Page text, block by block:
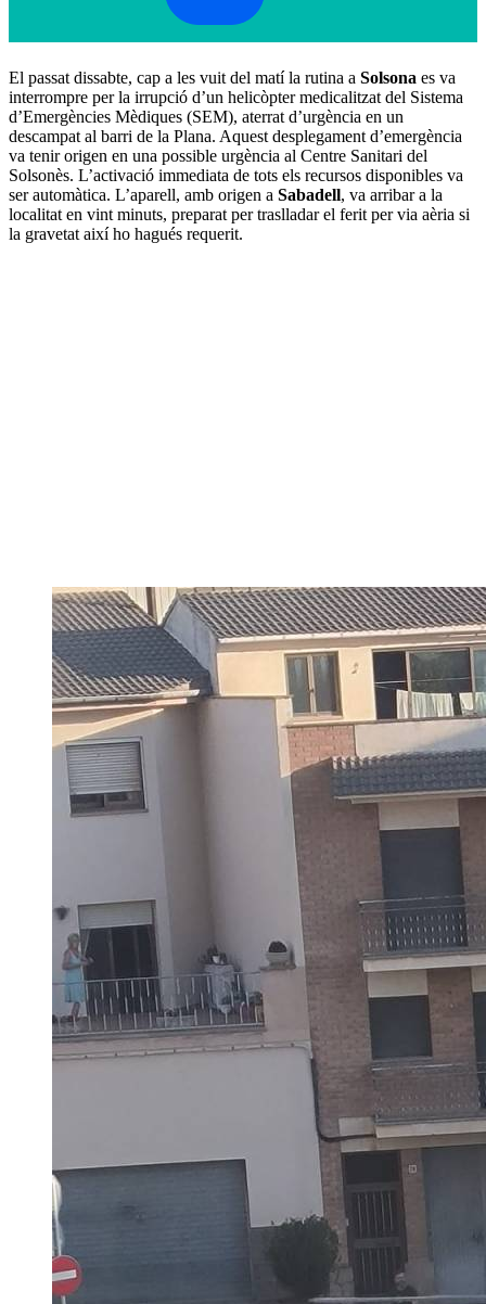
El passat dissabte, cap a les vuit del matí la rutina a Solsona es va
interrompre per la irrupció d’un helicòpter medicalitzat del Sistema
d’Emergències Mèdiques (SEM), aterrat d’urgència en un
descampat al barri de la Plana. Aquest desplegament d’emergència
va tenir origen en una possible urgència al Centre Sanitari del
Solsonès. L’activació immediata de tots els recursos disponibles va
ser automàtica. L’aparell, amb origen a Sabadell, va arribar a la
localitat en vint minuts, preparat per traslladar el ferit per via aèria si
la gravetat així ho hagués requerit.